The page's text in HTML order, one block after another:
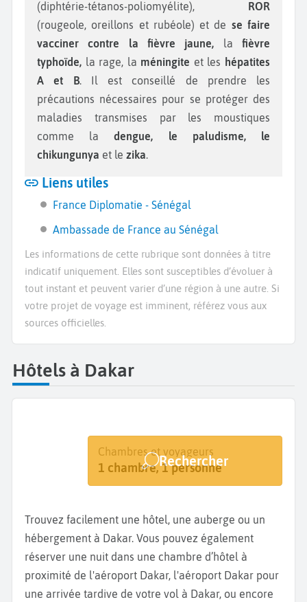
(diphtérie-tétanos-poliomyélite), ROR
(rougeole, oreillons et rubéole) et de se faire
vacciner contre la fièvre jaune, lafièvre
typhoïde, la rage, la méningite et les hépatites
A et B. Il est conseillé de prendre les
précautions nécessaires pour se protéger des
maladies transmises par les moustiques
comme ladengue, le paludisme, le
chikungunya et le zika.
Liens utiles
France Diplomatie - Sénégal
Ambassade de France au Sénégal
Les informations de cette rubrique sont données à titre
indicatif uniquement. Elles sont susceptibles d’évoluer à
tout instant et peuvent varier d’une région à une autre. Si
votre projet de voyage est imminent, référez vous aux
sources officielles.
Hôtels à Dakar
Destination
Dakar
Dates
Dates de votre séjour
Chambres et voyageurs
1 chambre, 1 personne
Rechercher
Trouvez facilement une hôtel, une auberge ou un
hébergement à Dakar. Vous pouvez également
réserver une nuit dans une chambre d’hôtel à
proximité de l'aéroport Dakar, l'aéroport Dakar pour
une arrivée tardive de votre vol à Dakar, ou encore